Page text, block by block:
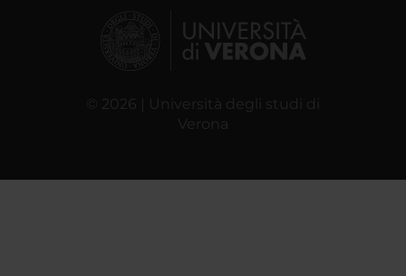
© 2026 | Università degli studi di
Verona